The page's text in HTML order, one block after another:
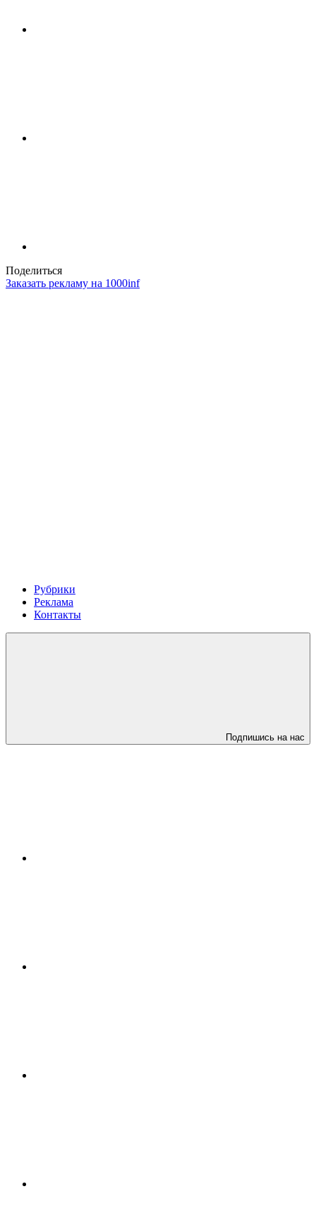
Поделиться
Заказать рекламу на 1000inf
Рубрики
Реклама
Контакты
Подпишись на нас